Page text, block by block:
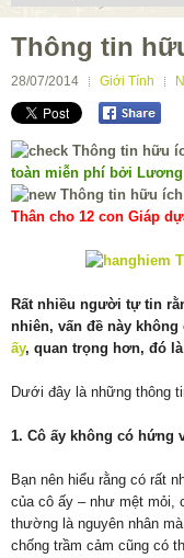
Thông tin
28/07/2014 Giới Tính
toàn miễn phí bởi Lương
Thân cho 12 con Giáp
Rất nhiều người tự tin
nhiên, vấn đề này
ấy, quan trọng hơn, đó
Dưới đây là những thông
1. Cô ấy không có hứng
Bạn nên hiểu rằng có rất
của cô ấy – như mệt mỏi,
thường là nguyên nhân
chống trầm cảm cũng có